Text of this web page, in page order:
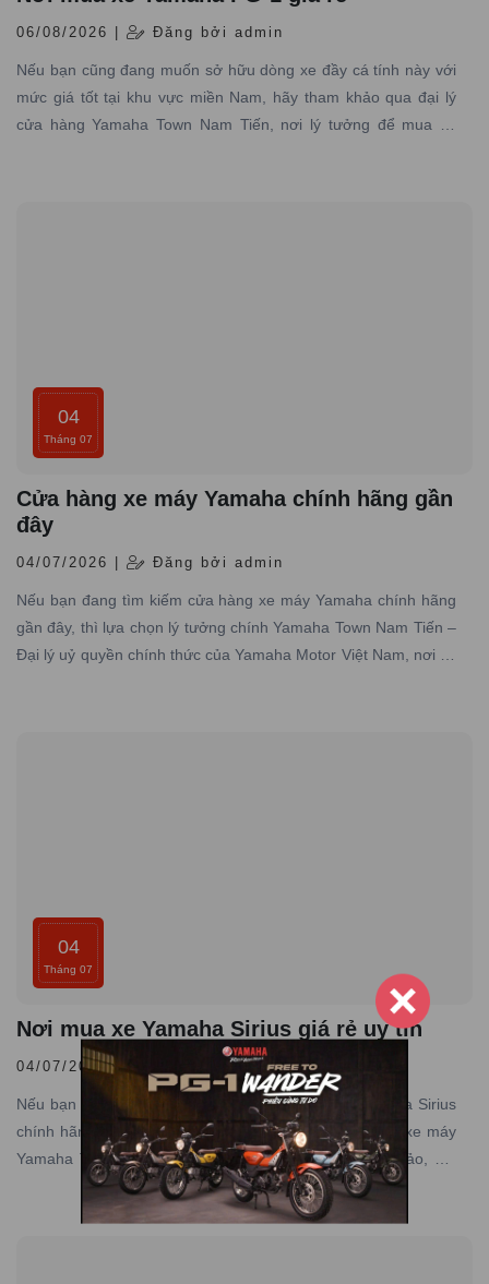
06/08/2026 | Đăng bởi admin
Nếu bạn cũng đang muốn sở hữu dòng xe đầy cá tính này với
mức giá tốt tại khu vực miền Nam, hãy tham khảo qua đại lý
cửa hàng Yamaha Town Nam Tiến, nơi lý tưởng để mua xe
04
Tháng 07
Cửa hàng xe máy Yamaha chính hãng gần
đây
04/07/2026 | Đăng bởi admin
Nếu bạn đang tìm kiếm cửa hàng xe máy Yamaha chính hãng
gần đây, thì lựa chọn lý tưởng chính Yamaha Town Nam Tiến –
Đại lý uỷ quyền chính thức của Yamaha Motor Việt Nam, nơi có
04
Tháng 07
Nơi mua xe Yamaha Sirius giá rẻ uy tín
04/07/2026 | Đăng bởi admin
Nếu bạn cũng đang muốn sở hữu một chiếc xe Yamaha Sirius
chính hãng, giá rẻ và có bảo hành toàn quốc thì đại lý xe máy
Yamaha Town Nam Tiến chính là sự lựa chọn hoàn hảo, nơi
chuyên cung cấp các dòng xe Yamaha chính hãng, giá tốt với
dịch vụ đạt tiêu chuẩn hãng, uy tín hàng đầu.